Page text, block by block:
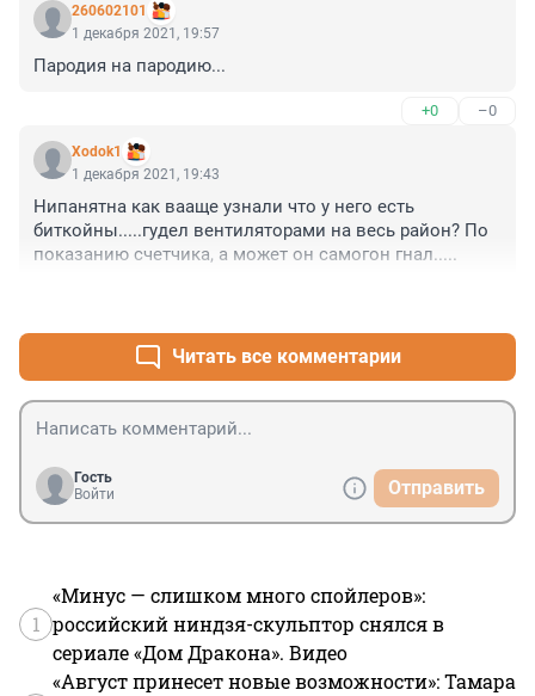
260602101
1 декабря 2021, 19:57
Пародия на пародию...
+0 –0
Xodok1
1 декабря 2021, 19:43
Нипанятна как вааще узнали что у него есть
биткойны.....гудел вентиляторами на весь район? По
показанию счетчика, а может он самогон гнал.....
Читать все комментарии
Гость
Войти
Отправить
1
«Минус — слишком много спойлеров»:
российский ниндзя-скульптор снялся в
сериале «Дом Дракона». Видео
«Август принесет новые возможности»: Тамара